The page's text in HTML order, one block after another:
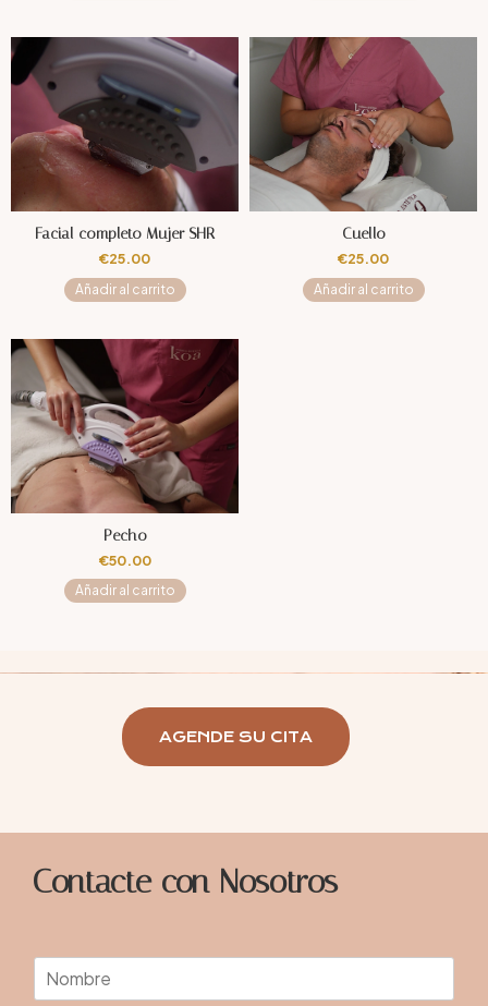
Facial completo Mujer SHR
€25.00
Añadir al carrito
Cuello
€25.00
Añadir al carrito
Pecho
€50.00
Añadir al carrito
AGENDE SU CITA
Contacte con Nosotros
N